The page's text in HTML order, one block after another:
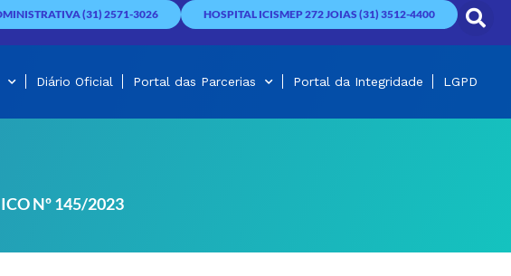
(31) 2571-3026 HOSPITAL ICISMEP 272 JOIAS (31) 3512-4400
Diário Oficial Portal das Parcerias Portal da Integridade LGPD
Nº 145/2023